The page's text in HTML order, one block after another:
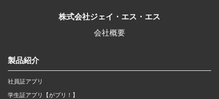
株式会社ジェイ・エス・エス
会社概要
製品紹介
社員証アプリ
学生証アプリ【がプリ！】